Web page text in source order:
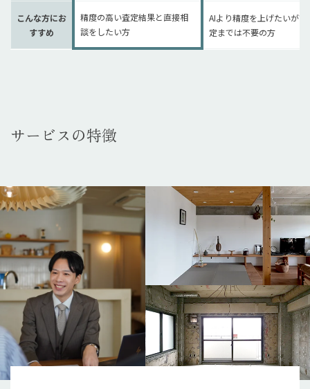
こんな方にお
すすめ
精度の高い査定結果と直接相
談をしたい方
AIより精度を上げたいが訪
定までは不要の方
サービスの特徴